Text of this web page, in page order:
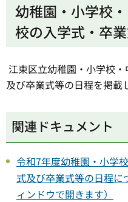
幼稚園・小学校
校の入学式・卒
江東区立幼稚園・小学校
及び卒業式等の日程を掲載
関連ドキュメント
令和7年度幼稚園・小学
式及び卒業式等の日程に
ィンドウで開きます）